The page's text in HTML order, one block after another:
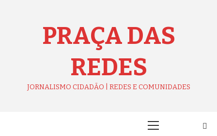
PRAÇA DAS
REDES
JORNALISMO CIDADÃO | REDES E COMUNIDADES